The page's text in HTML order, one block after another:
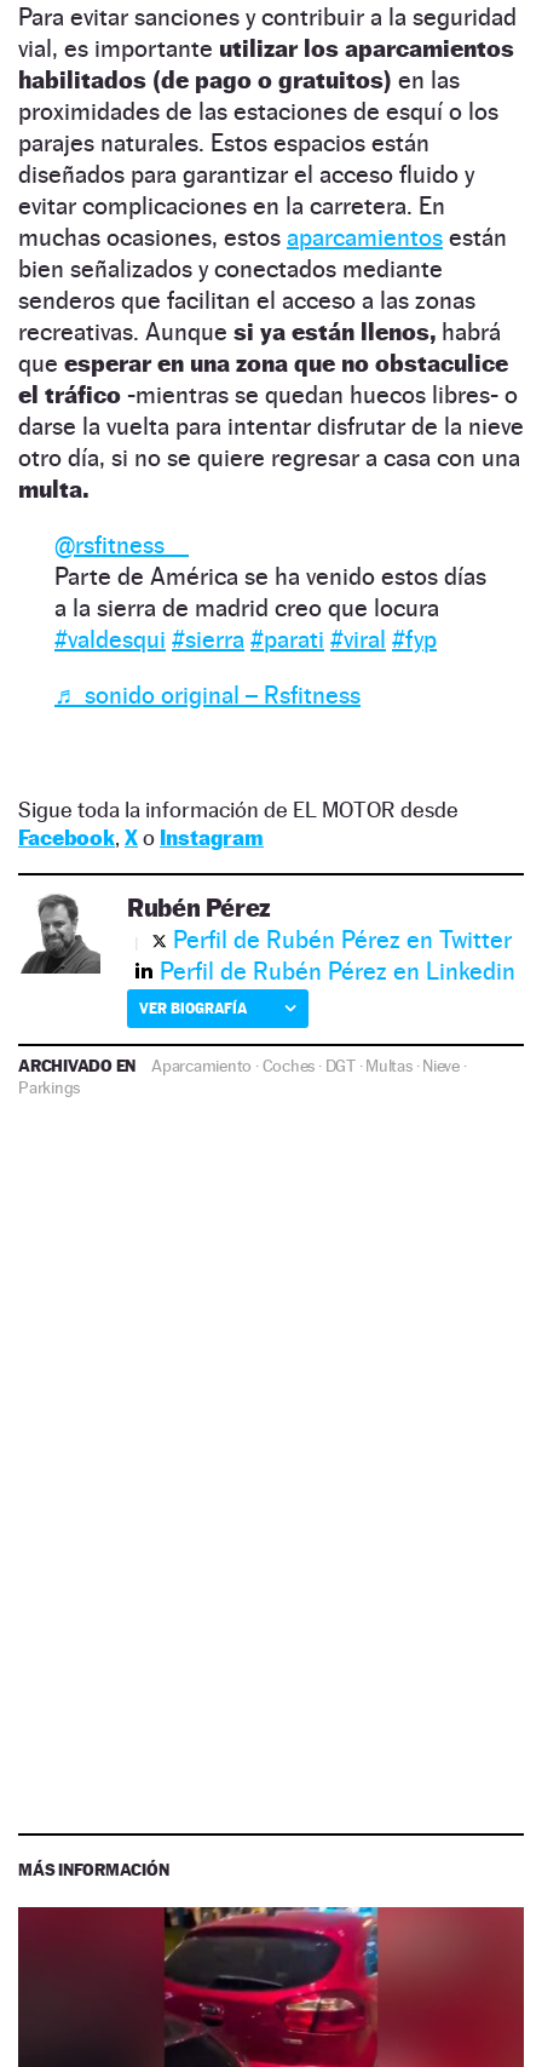
Para evitar sanciones y contribuir a la seguridad
vial, es importante utilizar los aparcamientos
habilitados (de pago o gratuitos) en las
proximidades de las estaciones de esquí o los
parajes naturales. Estos espacios están
diseñados para garantizar el acceso fluido y
evitar complicaciones en la carretera. En
muchas ocasiones, estos aparcamientos están
bien señalizados y conectados mediante
senderos que facilitan el acceso a las zonas
recreativas. Aunque si ya están llenos, habrá
que esperar en una zona que no obstaculice
el tráfico -mientras se quedan huecos libres- o
darse la vuelta para intentar disfrutar de la nieve
otro día, si no se quiere regresar a casa con una
multa.
@rsfitness__
Parte de América se ha venido estos días
a la sierra de madrid creo que locura
#valdesqui #sierra #parati #viral #fyp
♬ sonido original – Rsfitness
Sigue toda la información de EL MOTOR desde
Facebook, Xo Instagram
Rubén Pérez
Perfil de Rubén Pérez en Twitter
Perfil de Rubén Pérez en Linkedin
VER BIOGRAFÍA
ARCHIVADO EN Aparcamiento ·Coches · DGT·Multas·Nieve·
Parkings
MÁS INFORMACIÓN